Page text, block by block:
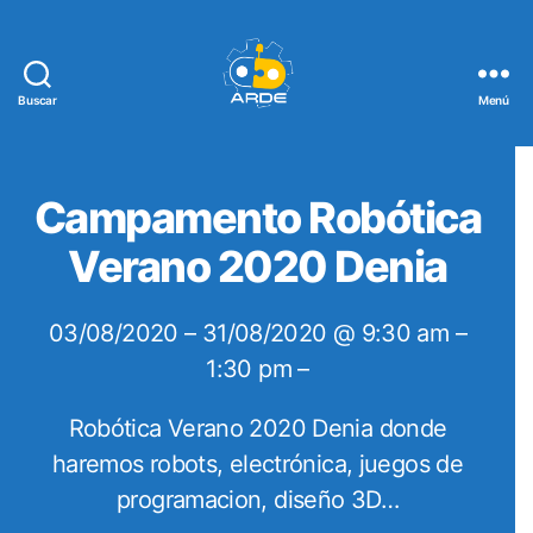
Buscar Menú
Campamento Robótica
Verano 2020 Denia
03/08/2020 – 31/08/2020 @ 9:30 am –
1:30 pm –
Robótica Verano 2020 Denia donde
haremos robots, electrónica, juegos de
programacion, diseño 3D…